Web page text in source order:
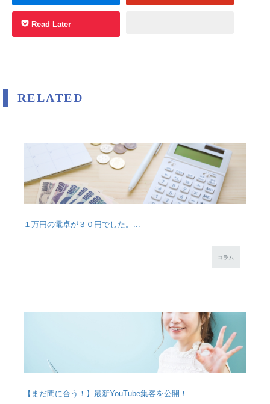
Read Later
RELATED
１万円の電卓が３０円でした。...
コラム
【まだ間に合う！】最新YouTube集客を公開！...